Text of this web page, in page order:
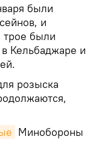
были
и
трое были
Кельбаджаре и
розыска
Минобороны